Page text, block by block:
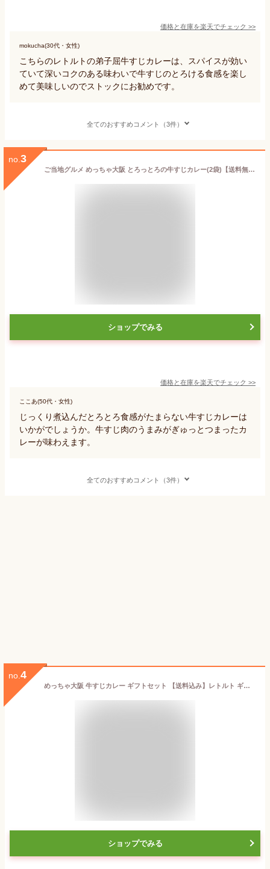
価格と在庫を楽天でチェック >>
mokucha(30代・女性)
こちらのレトルトの弟子屈牛すじカレーは、スパイスが効い
ていて深いコクのある味わいで牛すじのとろける食感を楽し
めて美味しいのでストックにお勧めです。
全てのおすすめコメント（3件）
no. 3
ご当地グルメ めっちゃ大阪 とろっとろの牛すじカレー(2袋)【送料無料】【メール便】レトルト 中辛 辛口
ショップでみる
価格と在庫を楽天でチェック >>
ここあ(50代・女性)
じっくり煮込んだとろとろ食感がたまらない牛すじカレーは
いかがでしょうか。牛すじ肉のうまみがぎゅっとつまったカ
レーが味わえます。
全てのおすすめコメント（3件）
no. 4
めっちゃ大阪 牛すじカレー ギフトセット 【送料込み】レトルト ギフト プレゼント ご自宅用にもどうぞ お中元 お歳暮
ショップでみる